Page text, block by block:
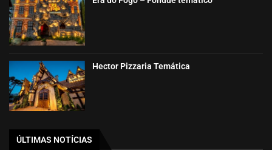
Hector Pizzaria Temática
ÚLTIMAS NOTÍCIAS